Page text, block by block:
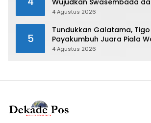
Pangan di Kabupaten 50
4 Agustus 2026
5
Tundukkan Galatama, Tigo
Payakumbuh Juara Piala
Payakumbuh 2026
4 Agustus 2026